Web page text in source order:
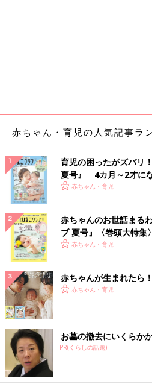
私のごはんにかける味のりも
だと考えれば
すごくぜいたくかも！」と
思い直せたおかげで
私は心身共に健やかに
過ごせているのではと思うのです。
関連：[10年ぶりに出産しました
ひよこクラブ人気連載、「横峰沙弥
ゆめこ日記」がネットにも登場！
目線でつづられる横峰家のほっこり
す！（構成・ひよこクラブ編集部）
■イラスト・文／横峰沙弥香さん
1984年生まれ。2015年第1子出産を
んとの日々を絵日記にしてインスタ
（@sayakayokomine）に投稿し、
赤ちゃん・育児の人気記事ラ
育児の困ったがズバリ
夏号』 4カ月～2才に
いっぱい！
赤ちゃん・育児
赤ちゃんのお世話まる
ブ 夏号』〈巻頭大特集
く！ おっぱい・ミルク
赤ちゃん・育児
赤ちゃんが生まれたら
赤ちゃん・育児
お墓の撤去にいくらか
PR(くらしの話題)